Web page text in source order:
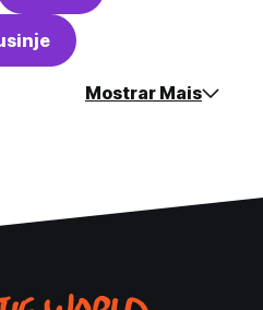
Mostrar Mais